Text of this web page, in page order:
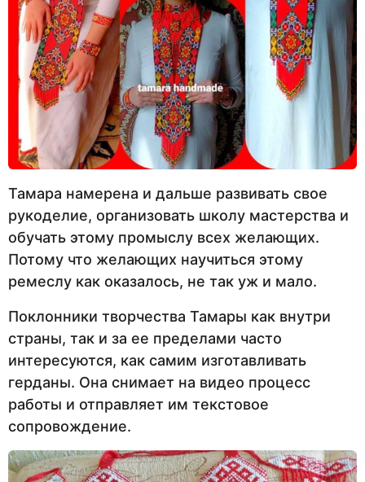
Тамара намерена и дальше развивать свое
рукоделие, организовать школу мастерства и
обучать этому промыслу всех желающих.
Потому что желающих научиться этому
ремеслу как оказалось, не так уж и мало.
Поклонники творчества Тамары как внутри
страны, так и за ее пределами часто
интересуются, как самим изготавливать
герданы. Она снимает на видео процесс
работы и отправляет им текстовое
сопровождение.